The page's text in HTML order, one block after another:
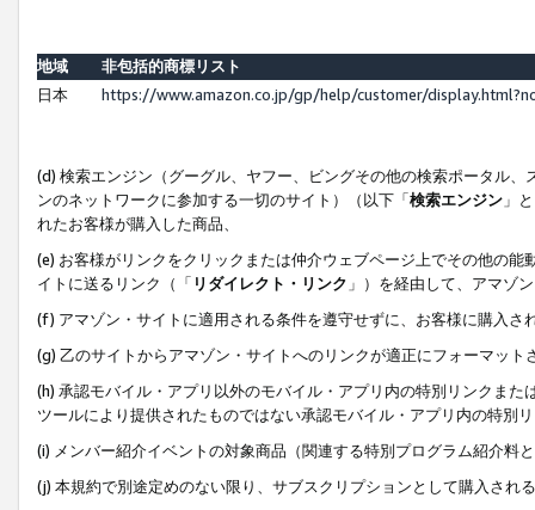
地域
非包括的商標リスト
日本
https://www.amazon.co.jp/gp/help/customer/
(d) 検索エンジン（グーグル、ヤフー、ビングその他の検索ポータル
ンのネットワークに参加する一切のサイト）（以下「検索エンジン 」
れたお客様が購入した商品、
(e) お客様がリンクをクリックまたは仲介ウェブページ上でその他の
イトに送るリンク（「 リダイレクト・リンク 」）を経由して、アマゾ
(f) アマゾン・サイトに適用される条件を遵守せずに、お客様に購入さ
(g) 乙のサイトからアマゾン・サイトへのリンクが適正にフォーマッ
(h) 承認モバイル・アプリ以外のモバイル・アプリ内の特別リンクま
ツールにより提供されたものではない承認モバイル・アプリ内の特別
(i) メンバー紹介イベントの対象商品（関連する特別プログラム紹介料
(j) 本規約で別途定めのない限り、サブスクリプションとして購入され